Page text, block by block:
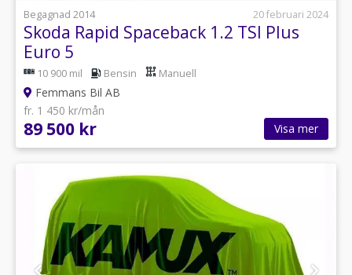
Begagnad 2014
20 februari 2024
Skoda Rapid Spaceback 1.2 TSI Plus
Euro 5
10 900 mil Bensin Manuell
Femmans Bil AB
fr. 1 450 kr/mån
89 500 kr Visa mer